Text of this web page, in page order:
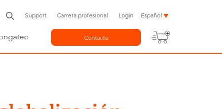
Support Carrera profesional Login Español
Contacto